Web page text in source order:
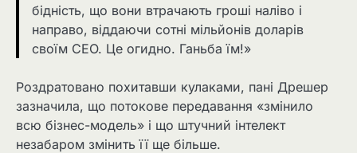
бідність, що вони втрачають гроші наліво і
направо, віддаючи сотні мільйонів доларів
своїм CEO. Це огидно. Ганьба їм!»
Роздратовано похитавши кулаками, пані Дрешер
зазначила, що потокове передавання «змінило
всю бізнес-модель» і що штучний інтелект
незабаром змінить її ще більше.